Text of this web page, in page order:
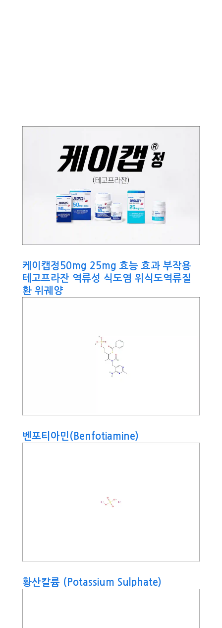
케이캡정50mg 25mg 효능 효과 부작용
테고프라잔 역류성 식도염 위식도역류질
환 위궤양
벤포티아민(Benfotiamine)
황산칼륨 (Potassium Sulphate)